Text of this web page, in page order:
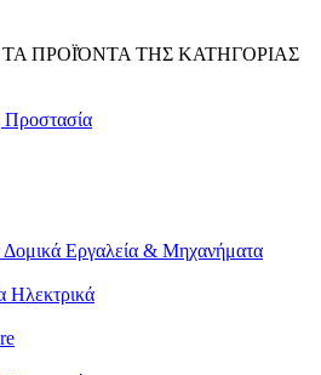
ΠΡΟΪΌΝΤΑ ΤΗΣ ΚΑΤΗΓΟΡΙΑΣ
Προστασία
Δομικά Εργαλεία & Μηχανήματα
Ηλεκτρικά